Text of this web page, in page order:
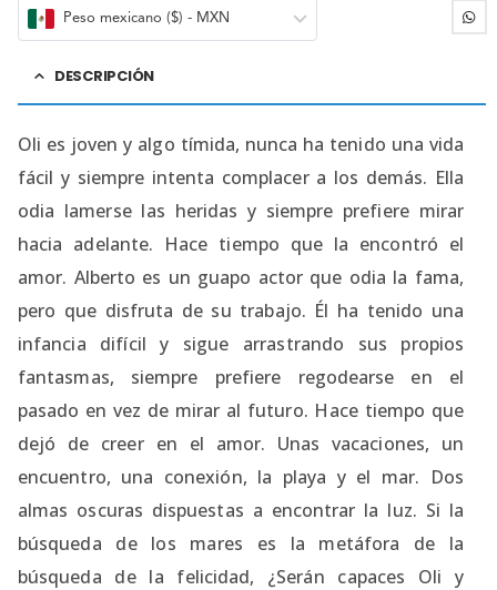
Peso mexicano ($) - MXN
DESCRIPCIÓN
Oli es joven y algo tímida, nunca ha tenido una vida
fácil y siempre intenta complacer a los demás. Ella
odia lamerse las heridas y siempre prefiere mirar
hacia adelante. Hace tiempo que la encontró el
amor. Alberto es un guapo actor que odia la fama,
pero que disfruta de su trabajo. Él ha tenido una
infancia difícil y sigue arrastrando sus propios
fantasmas, siempre prefiere regodearse en el
pasado en vez de mirar al futuro. Hace tiempo que
dejó de creer en el amor. Unas vacaciones, un
encuentro, una conexión, la playa y el mar. Dos
almas oscuras dispuestas a encontrar la luz. Si la
búsqueda de los mares es la metáfora de la
búsqueda de la felicidad, ¿Serán capaces Oli y